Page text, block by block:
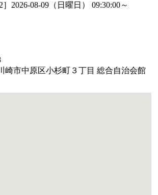
］2026-08-09（日曜日） 09:30:00～
崎市中原区小杉町３丁目 総合自治会館